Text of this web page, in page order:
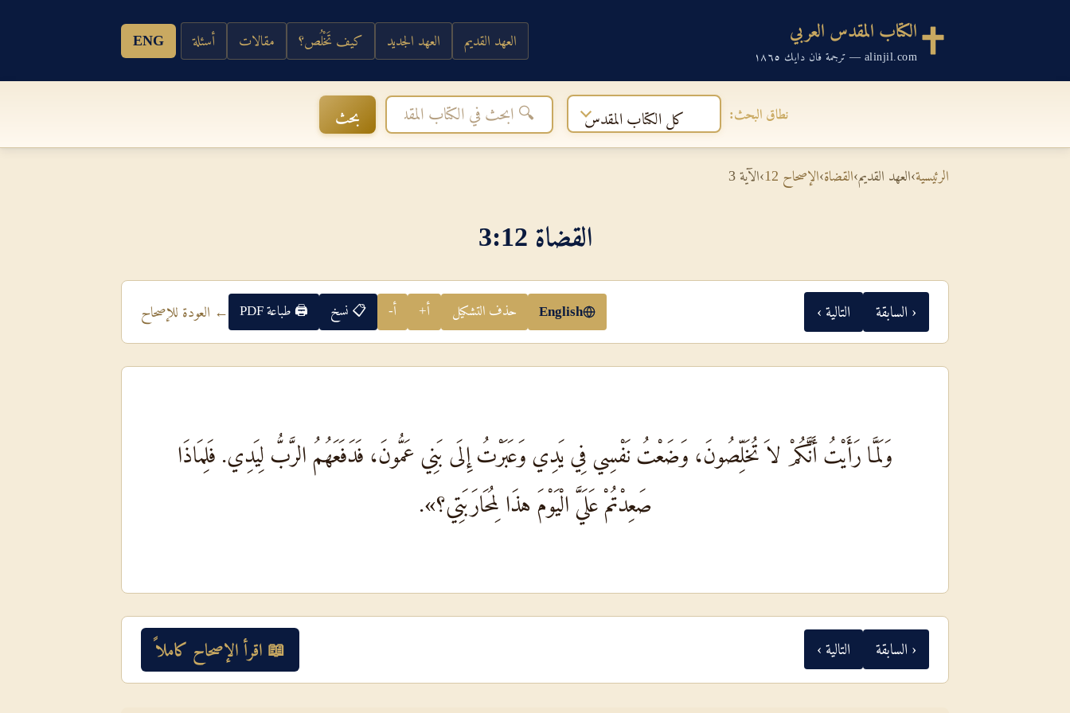
الكتاب المقدس العربي
alinjil.com — ترجمة فان دايك ١٨٦٥
العهد القديم العهد الجديد كيف تَخْلُص؟ مقالات أسئلة ENG
نطاق البحث: كل الكتاب المقدس بحث
الرئيسية›العهد القديم›القضاة›الإصحاح 12 ›الآية 3
القضاة 12‏:‏3
‹ السابقة التالية › English حذف التشكيل أ+ أ- 📋 نسخ 🖨 طباعة PDF ← العودة للإصحاح
وَلَمَّا رَأَيْتُ أَنَّكُمْ لاَ تُخَلِّصُونَ، وَضَعْتُ نَفْسِي فِي يَدِي وَعَبَرْتُ إِلَى بَنِي عَمُّونَ، فَدَفَعَهُمُ الرَّبُّ لِيَدِي. فَلِمَاذَا
صَعِدْتُمْ عَلَيَّ الْيَوْمَ هذَا لِمُحَارَبَتِي؟».
‹ السابقة التالية › 📖 اقرأ الإصحاح كاملاً